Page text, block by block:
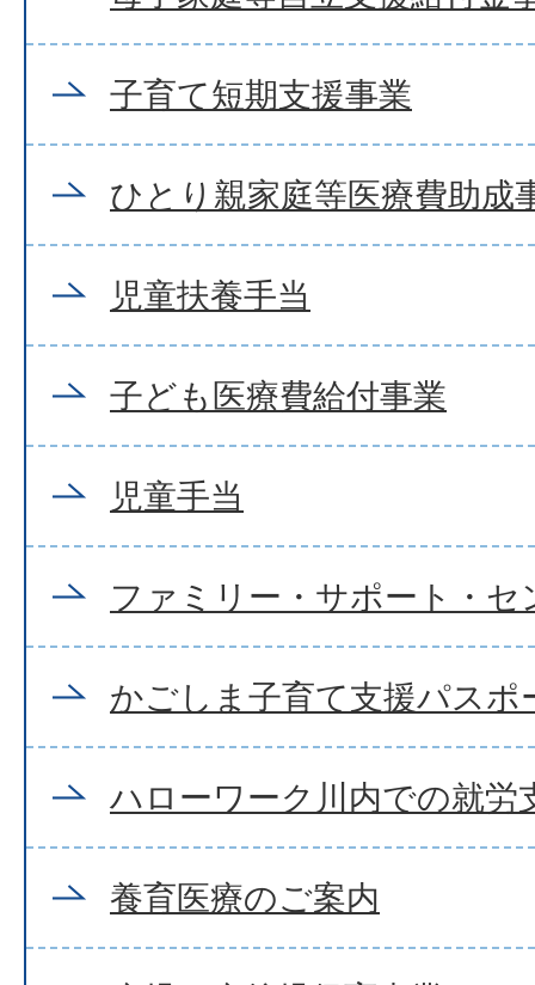
子育て短期支援事業
ひとり親家庭等医療費助成
児童扶養手当
子ども医療費給付事業
児童手当
ファミリー・サポート・セ
かごしま子育て支援パスポ
ハローワーク川内での就労
養育医療のご案内